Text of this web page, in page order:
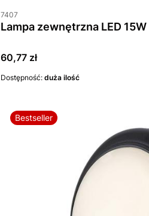
7407
Cena
60,77 zł
Dostępność: duża ilość
Bestseller